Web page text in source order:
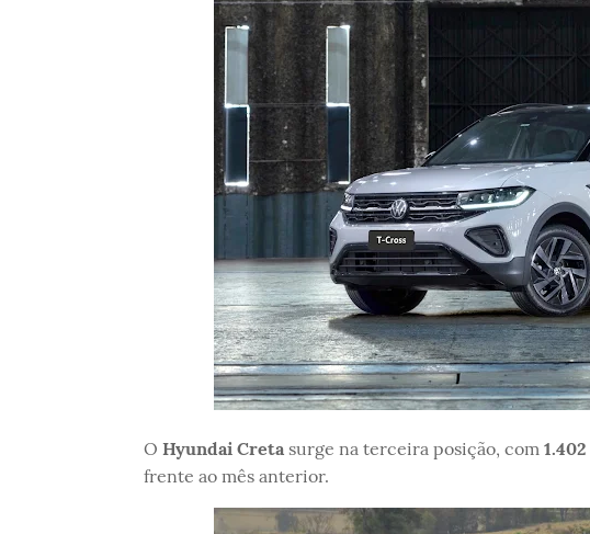
O Hyundai Cretasurge na terceira posição, com 1.402
frente ao mês anterior.